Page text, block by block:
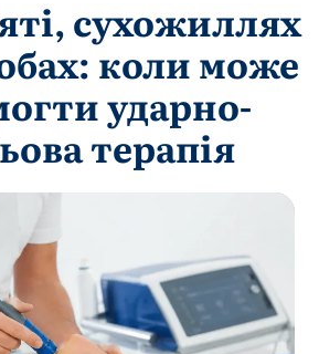
сухожиллях
коли може
ударно-
терапія